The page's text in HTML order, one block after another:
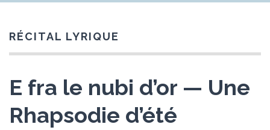
RÉCITAL LYRIQUE
E fra le nubi d’or — Une
Rhapsodie d’été